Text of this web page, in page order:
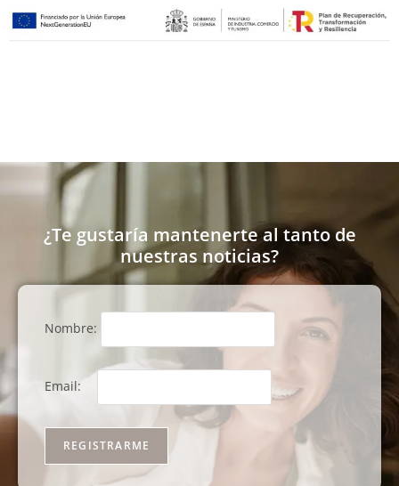
¿Te gustaría mantenerte al tanto de
nuestras noticias?
Nombre:
Email: